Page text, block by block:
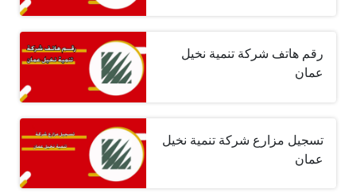
رقم هاتف شركة تنمية نخيل
عمان
تسجيل مزارع شركة تنمية نخيل
عمان